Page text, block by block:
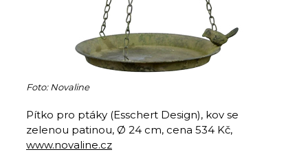
Foto: Novaline
Pítko pro ptáky (Esschert Design), kov se
zelenou patinou, Ø 24 cm, cena 534 Kč,
www.novaline.cz